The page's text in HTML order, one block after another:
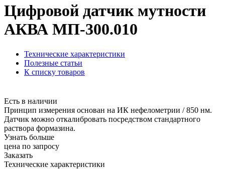
Цифровой датчик мутности
АКВА МП-300.010
Технические характеристики
Полезные статьи
К списку товаров
Есть в наличии
Принцип измерения основан на ИК нефелометрии / 850 нм.
Датчик можно откалибровать посредством стандартного
раствора формазина.
Узнать больше
цена по запросу
Заказать
Технические характеристики